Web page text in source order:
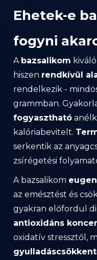
Ehetek-e
fogyni
A bazsalikom
hiszen rendkívül
rendelkezik -
grammban.
fogyasztható
kalóriabevitelt.
serkentik az
zsírégetési
A bazsalikom
az emésztést és
gyakran előfordul
antioxidáns
oxidatív stressztől,